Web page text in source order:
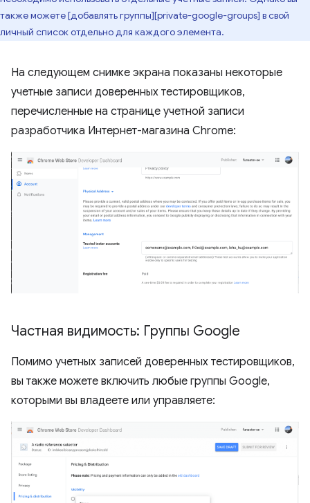
также можете [добавлять группы][private-google-groups] в свой
личный список отдельно для каждого элемента.
На следующем снимке экрана показаны некоторые
учетные записи доверенных тестировщиков,
перечисленные на странице учетной записи
разработчика Интернет-магазина Chrome:
Частная видимость: Группы Google
Помимо учетных записей доверенных тестировщиков,
вы также можете включить любые группы Google,
которыми вы владеете или управляете: